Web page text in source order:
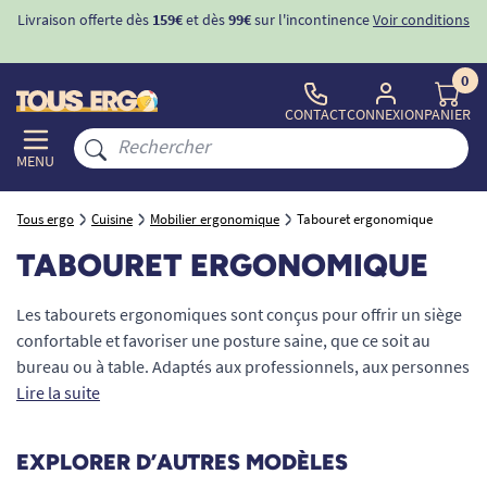
Livraison offerte dès 159€et dès99€sur l'incontinenceVoir conditions
MENU
CONTACTCONNEXION
0
PANIER
Tous ergo Cuisine Mobilier ergonomique Tabouret ergonomique
TABOURET ERGONOMIQUE
Les tabourets ergonomiques sont conçus pour offrir un siège
confortable et favoriser une posture saine, que ce soit au
bureau ou à table. Adaptés aux professionnels, aux personnes
âgées, aux aidants ou aux PMR, ils permettent de travailler
Leur assise, parfois en forme de selle, encourage une position
droite et dynamique, améliorant la circulation sanguine et la
Lire la suite
EXPLORER D’AUTRES MODÈLES